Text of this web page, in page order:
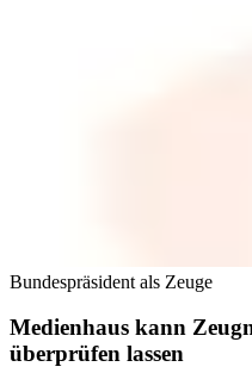
Bundespräsident als Zeuge
Medienhaus kann
überprüfen lassen